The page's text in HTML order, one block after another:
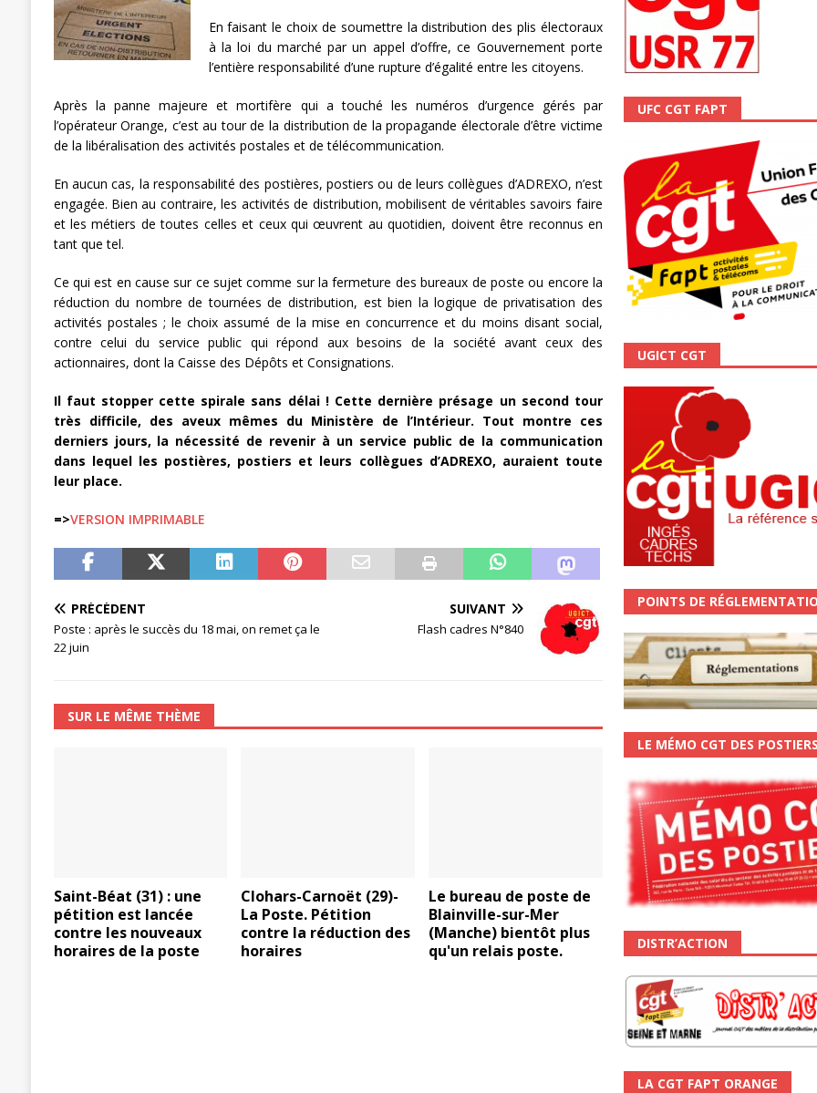
En faisant le choix de soumettre la distribution des plis électoraux
à la loi du marché par un appel d’offre, ce Gouvernement porte
l’entière responsabilité d’une rupture d’égalité entre les citoyens.
Après la panne majeure et mortifère qui a touché les numéros d’urgence gérés par
l’opérateur Orange, c’est au tour de la distribution de la propagande électorale d’être victime
de la libéralisation des activités postales et de télécommunication.
En aucun cas, la responsabilité des postières, postiers ou de leurs collègues d’ADREXO, n’est
engagée. Bien au contraire, les activités de distribution, mobilisent de véritables savoirs faire
et les métiers de toutes celles et ceux qui œuvrent au quotidien, doivent être reconnus en
tant que tel.
Ce qui est en cause sur ce sujet comme sur la fermeture des bureaux de poste ou encore la
réduction du nombre de tournées de distribution, est bien la logique de privatisation des
activités postales ; le choix assumé de la mise en concurrence et du moins disant social,
contre celui du service public qui répond aux besoins de la société avant ceux des
actionnaires, dont la Caisse des Dépôts et Consignations.
Il faut stopper cette spirale sans délai ! Cette dernière présage un second tour
très difficile, des aveux mêmes du Ministère de l’Intérieur. Tout montre ces
derniers jours, la nécessité de revenir à un service public de la communication
dans lequel les postières, postiers et leurs collègues d’ADREXO, auraient toute
leur place.
=>VERSION IMPRIMABLE
PRÉCÉDENT
Poste : après le succès du 18 mai, on remet ça le
22 juin
SUIVANT
Flash cadres N°840
SUR LE MÊME THÈME
Saint-Béat (31) : une
pétition est lancée
contre les nouveaux
horaires de la poste
Clohars-Carnoët (29)-
La Poste. Pétition
contre la réduction des
horaires
Le bureau de poste de
Blainville-sur-Mer
(Manche) bientôt plus
qu'un relais poste.
UFC CGT FAPT
UGICT CGT
POINTS DE
LE MÉMO CGT DES
DISTR’ACTION
LA CGT FAPT ORANGE